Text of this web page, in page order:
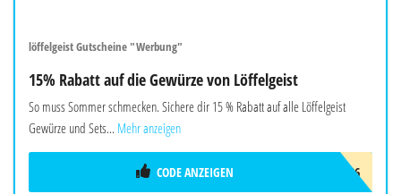
löffelgeist Gutscheine "Werbung"
15% Rabatt auf die Gewürze von Löffelgeist
So muss Sommer schmecken. Sichere dir 15 % Rabatt auf alle Löffelgeist
Gewürze und Sets... Mehr anzeigen
FREUNDE26
CODE ANZEIGEN